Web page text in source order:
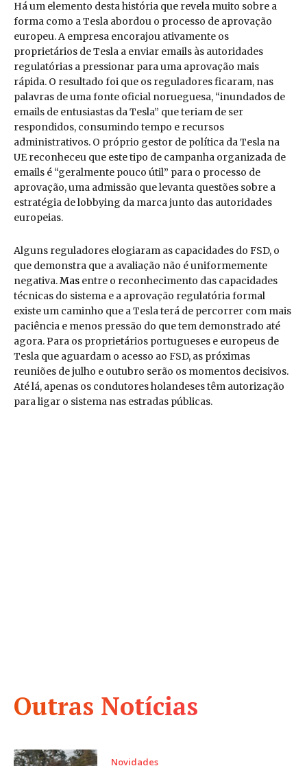
Outras Notícias
Novidades
Há um elemento desta história que revela muito sobre a
forma como a Tesla abordou o processo de aprovação
europeu. A empresa encorajou ativamente os
proprietários de Tesla a enviar emails às autoridades
regulatórias a pressionar para uma aprovação mais
rápida. O resultado foi que os reguladores ficaram, nas
palavras de uma fonte oficial norueguesa, “inundados de
emails de entusiastas da Tesla” que teriam de ser
respondidos, consumindo tempo e recursos
administrativos. O próprio gestor de política da Tesla na
UE reconheceu que este tipo de campanha organizada de
emails é “geralmente pouco útil” para o processo de
aprovação, uma admissão que levanta questões sobre a
estratégia de lobbying da marca junto das autoridades
europeias.
Alguns reguladores elogiaram as capacidades do FSD, o
que demonstra que a avaliação não é uniformemente
negativa.Mas entre o reconhecimento das capacidades
técnicas do sistema e a aprovação regulatória formal
existe um caminho que a Tesla terá de percorrer com mais
paciência e menos pressão do que tem demonstrado até
agora. Para os proprietários portugueses e europeus de
Tesla que aguardam o acesso ao FSD, as próximas
reuniões de julho e outubro serão os momentos decisivos.
Até lá, apenas os condutores holandeses têm autorização
para ligar o sistema nas estradas públicas.